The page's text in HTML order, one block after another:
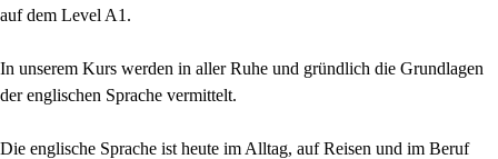
auf dem Level A1.
In unserem Kurs werden in aller Ruhe und gründlich die Grundlagen
der englischen Sprache vermittelt.
Die englische Sprache ist heute im Alltag, auf Reisen und im Beruf